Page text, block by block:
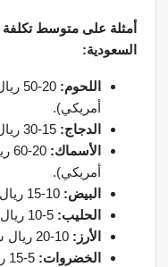
أمثلة على متوسط ​​تكلفة
السعودية:
اللحوم:
أمريكي).
الدجاج:
الأسماك:
أمريكي).
البيض:
الحليب:
الأرز:
الخضروات: